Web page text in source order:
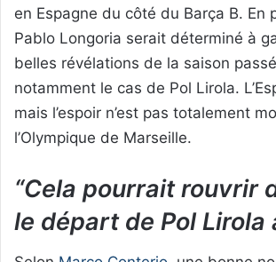
en Espagne du côté du Barça B. En
Pablo Longoria serait déterminé à
belles révélations de la saison
notamment le cas de Pol Lirola.
mais l’espoir n’est pas totalement
l’Olympique de Marseille.
“Cela pourrait rouvrir
le départ de Pol Lirola